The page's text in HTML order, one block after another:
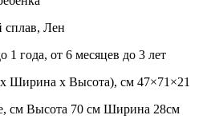
Лен
1 года, от 6 месяцев до 3 лет
Ширина х Высота), см 47×71×21
см Высота 70 см Ширина 28см